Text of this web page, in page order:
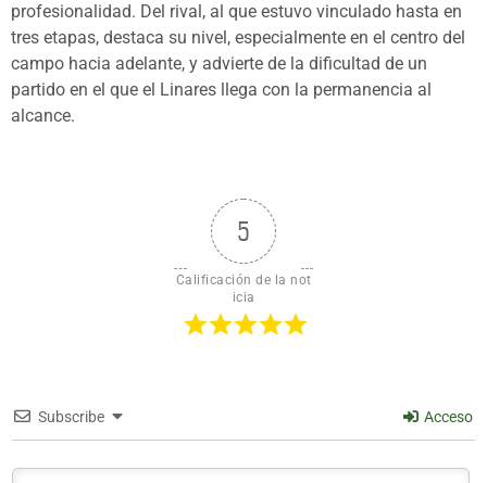
profesionalidad. Del rival, al que estuvo vinculado hasta en
tres etapas, destaca su nivel, especialmente en el centro del
campo hacia adelante, y advierte de la dificultad de un
partido en el que el Linares llega con la permanencia al
alcance.
5
Calificación de la not
icia
Subscribe Acceso